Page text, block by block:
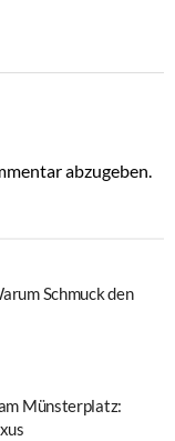
abzugeben.
Schmuck den
Münsterplatz: